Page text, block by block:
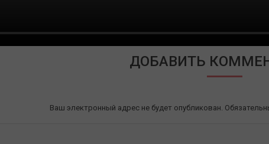
ДОБАВИТЬ
Ваш электронный адрес не будет опубликован.